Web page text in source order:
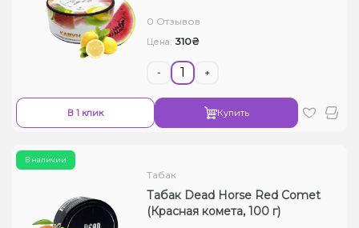
0 Отзывов
Цена: 310₴
- +
В 1 клик Купить
В наличии
Табак
Табак Dead Horse Red Comet
(Красная комета, 100 г)